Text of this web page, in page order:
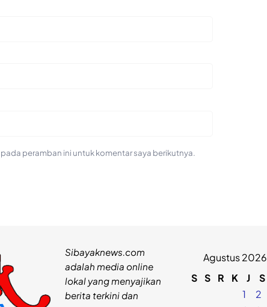
peramban ini untuk komentar saya berikutnya.
Sibayaknews.com
adalah media online
lokal yang menyajikan
berita terkini dan
Agustus 2026
S S R K J S
1
2